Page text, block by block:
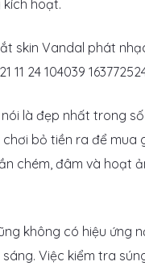
hoạt.
là đẹp nhất trong
bỏ tiền ra để
chém, đâm và hoạt
không có hiệu
Việc kiểm tra